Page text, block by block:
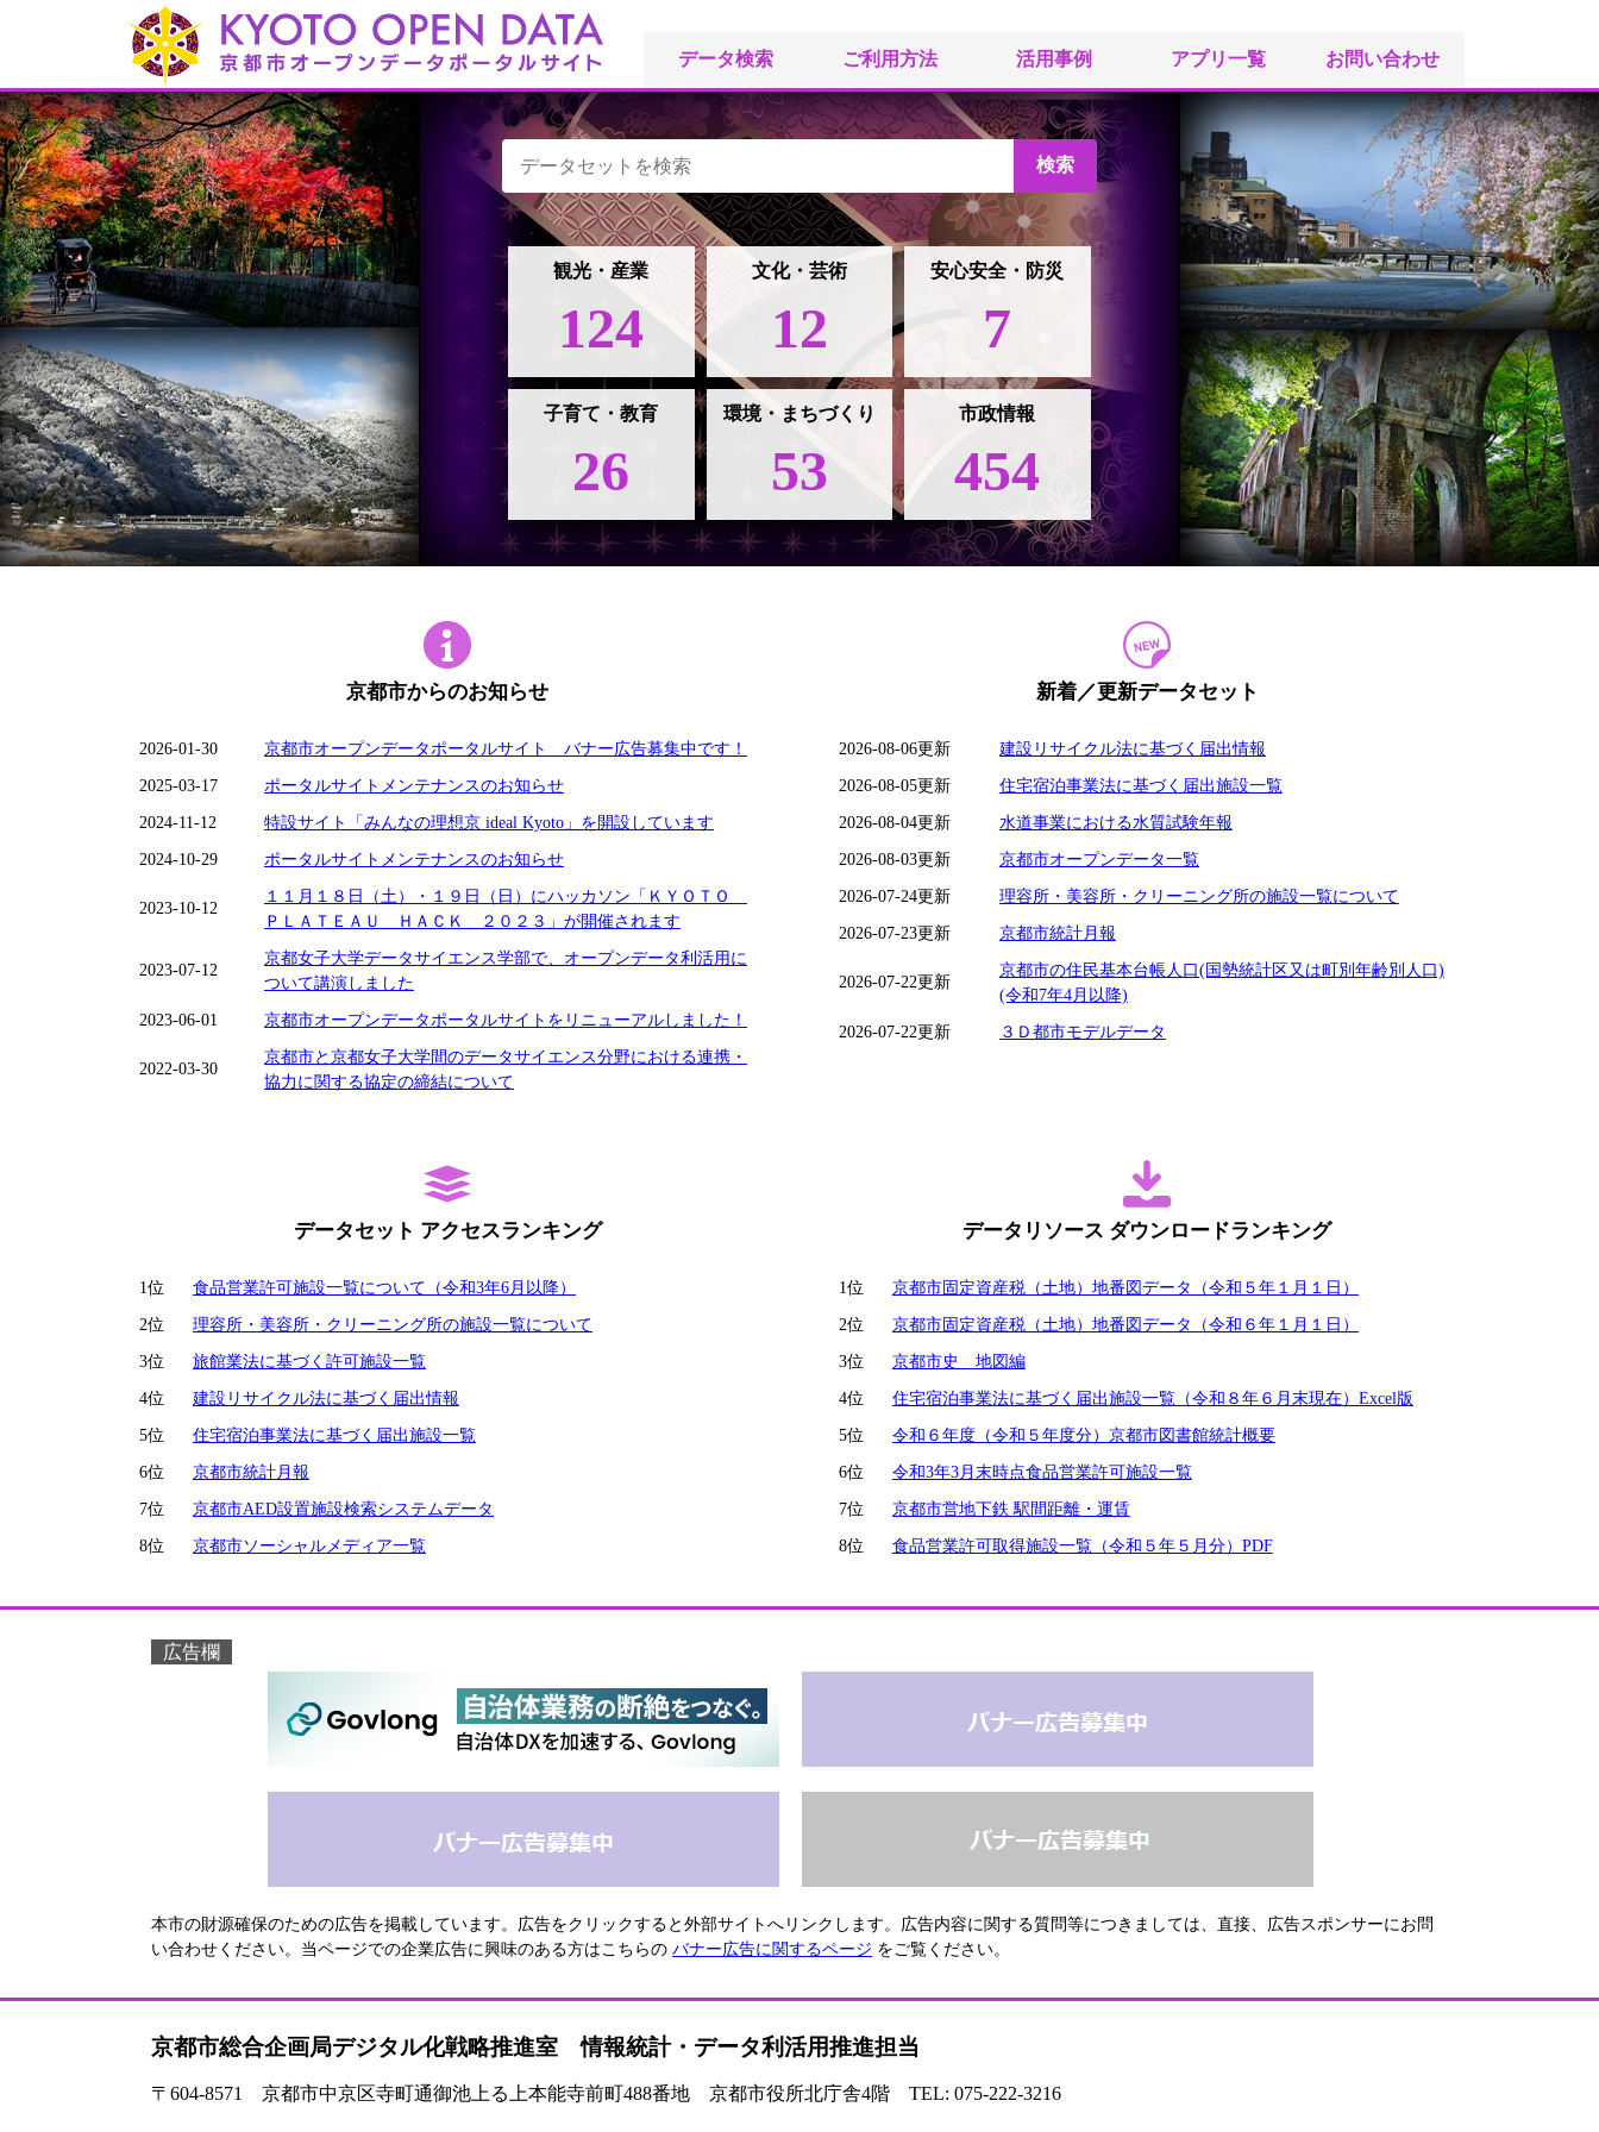
データ検索 ご利用方法 活用事例 アプリ一覧 お問い合わせ
観光・産業
124
文化・芸術
12
安心安全・防災
7
子育て・教育
26
環境・まちづくり
53
市政情報
454
京都市からのお知らせ
2026-01-30
京都市オープンデータポータルサイト バナー広告募集中です！
2025-03-17
ポータルサイトメンテナンスのお知らせ
2024-11-12
特設サイト「みんなの理想京 ideal Kyoto」を開設しています
2024-10-29
ポータルサイトメンテナンスのお知らせ
2023-10-12
１１月１８日（土）・１９日（日）にハッカソン「ＫＹＯＴＯ
ＰＬＡＴＥＡＵ ＨＡＣＫ ２０２３」が開催されます
2023-07-12
京都女子大学データサイエンス学部で、オープンデータ利活用に
ついて講演しました
2023-06-01
京都市オープンデータポータルサイトをリニューアルしました！
2022-03-30
京都市と京都女子大学間のデータサイエンス分野における連携・
協力に関する協定の締結について
新着／更新データセット
2026-08-06更新
建設リサイクル法に基づく届出情報
2026-08-05更新
住宅宿泊事業法に基づく届出施設一覧
2026-08-04更新
水道事業における水質試験年報
2026-08-03更新
京都市オープンデータ一覧
2026-07-24更新
理容所・美容所・クリーニング所の施設一覧について
2026-07-23更新
京都市統計月報
2026-07-22更新
京都市の住民基本台帳人口(国勢統計区又は町別年齢別人口)
(令和7年4月以降)
2026-07-22更新
３Ｄ都市モデルデータ
データセット アクセスランキング
1位
食品営業許可施設一覧について（令和3年6月以降）
2位
理容所・美容所・クリーニング所の施設一覧について
3位
旅館業法に基づく許可施設一覧
4位
建設リサイクル法に基づく届出情報
5位
住宅宿泊事業法に基づく届出施設一覧
6位
京都市統計月報
7位
京都市AED設置施設検索システムデータ
8位
京都市ソーシャルメディア一覧
データリソース ダウンロードランキング
1位
京都市固定資産税（土地）地番図データ（令和５年１月１日）
2位
京都市固定資産税（土地）地番図データ（令和６年１月１日）
3位
京都市史 地図編
4位
住宅宿泊事業法に基づく届出施設一覧（令和８年６月末現在）Excel版
5位
令和６年度（令和５年度分）京都市図書館統計概要
6位
令和3年3月末時点食品営業許可施設一覧
7位
京都市営地下鉄 駅間距離・運賃
8位
食品営業許可取得施設一覧（令和５年５月分）PDF
広告欄
本市の財源確保のための広告を掲載しています。広告をクリックすると外部サイトへリンクします。広告内容に関する質問等につきましては、直接、広告スポンサーにお問
い合わせください。当ページでの企業広告に興味のある方はこちらの バナー広告に関するページ をご覧ください。
京都市総合企画局デジタル化戦略推進室 情報統計・データ利活用推進担当
〒604-8571 京都市中京区寺町通御池上る上本能寺前町488番地 京都市役所北庁舎4階 TEL: 075-222-3216